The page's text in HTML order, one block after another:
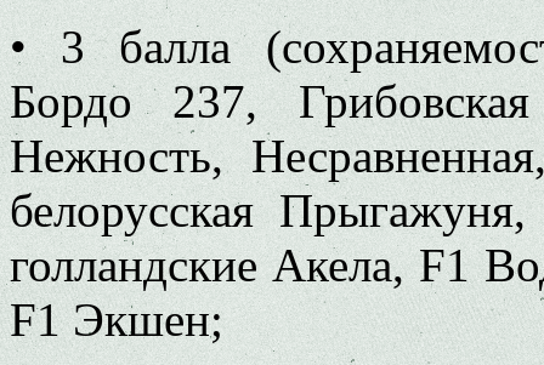
• 3 балла
Бордо 237,
Нежность,
белорусская
голландские Акела, F1
F1 Экшен;